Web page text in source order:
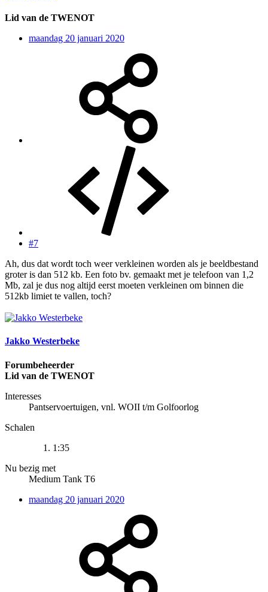
Lid van de TWENOT
maandag 20 januari 2020
#7
Ah, dus dat wordt toch weer verkleinen worden als je beeldbestand
groter is dan 512 kb. Een foto bv. gemaakt met je telefoon van 1,2
Mb, zal je dus nog altijd eerst moeten verkleinen om binnen die
512kb limiet te vallen, toch?
Jakko Westerbeke
Forumbeheerder
Lid van de TWENOT
Interesses
Pantservoertuigen, vnl. WOII t/m Golfoorlog
Schalen
1:35
Nu bezig met
Medium Tank T6
maandag 20 januari 2020